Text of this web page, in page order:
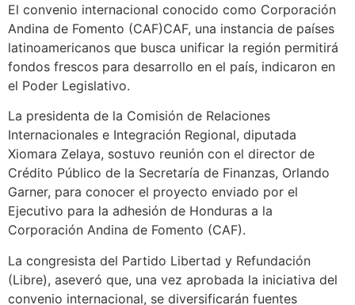
El convenio internacional conocido como Corporación
Andina de Fomento (CAF)CAF, una instancia de países
latinoamericanos que busca unificar la región permitirá
fondos frescos para desarrollo en el país, indicaron en
el Poder Legislativo.
La presidenta de la Comisión de Relaciones
Internacionales e Integración Regional, diputada
Xiomara Zelaya, sostuvo reunión con el director de
Crédito Público de la Secretaría de Finanzas, Orlando
Garner, para conocer el proyecto enviado por el
Ejecutivo para la adhesión de Honduras a la
Corporación Andina de Fomento (CAF).
La congresista del Partido Libertad y Refundación
(Libre), aseveró que, una vez aprobada la iniciativa del
convenio internacional, se diversificarán fuentes